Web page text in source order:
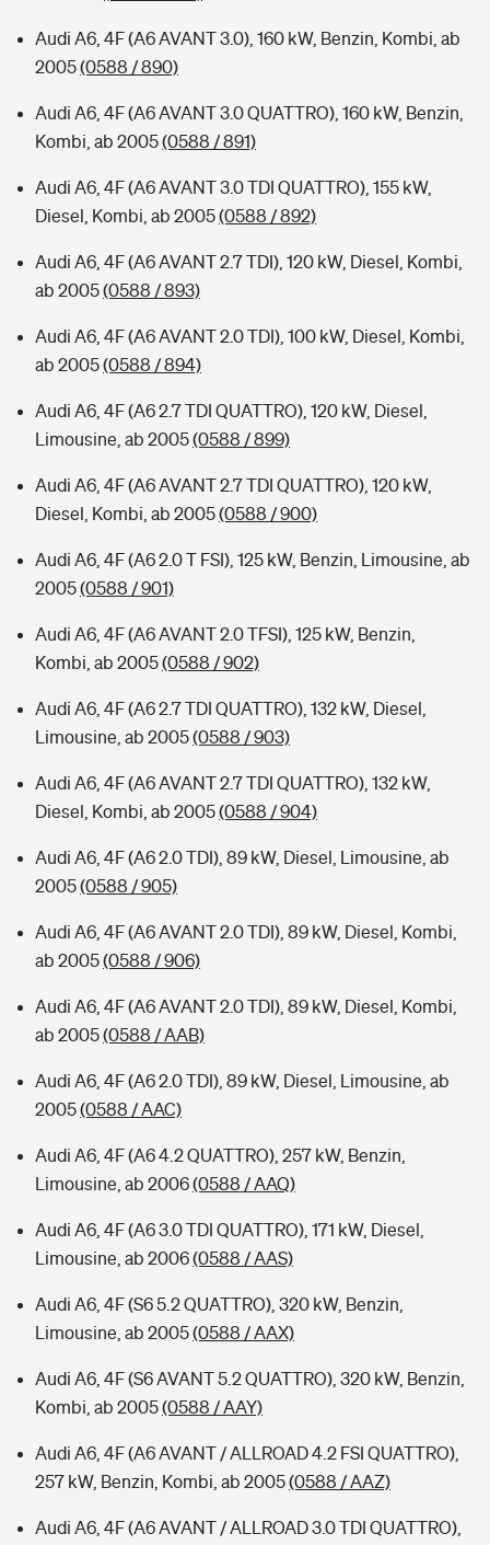
Audi A6, 4F (A6 AVANT 3.0), 160 kW, Benzin, Kombi, ab
2005(0588 / 890)
Audi A6, 4F (A6 AVANT 3.0 QUATTRO), 160 kW, Benzin,
Kombi, ab 2005(0588 / 891)
Audi A6, 4F (A6 AVANT 3.0 TDI QUATTRO), 155 kW,
Diesel, Kombi, ab 2005(0588 / 892)
Audi A6, 4F (A6 AVANT 2.7 TDI), 120 kW, Diesel, Kombi,
ab 2005(0588 / 893)
Audi A6, 4F (A6 AVANT 2.0 TDI), 100 kW, Diesel, Kombi,
ab 2005(0588 / 894)
Audi A6, 4F (A6 2.7 TDI QUATTRO), 120 kW, Diesel,
Limousine, ab 2005(0588 / 899)
Audi A6, 4F (A6 AVANT 2.7 TDI QUATTRO), 120 kW,
Diesel, Kombi, ab 2005(0588 / 900)
Audi A6, 4F (A6 2.0 T FSI), 125 kW, Benzin, Limousine, ab
2005(0588 / 901)
Audi A6, 4F (A6 AVANT 2.0 TFSI), 125 kW, Benzin,
Kombi, ab 2005(0588 / 902)
Audi A6, 4F (A6 2.7 TDI QUATTRO), 132 kW, Diesel,
Limousine, ab 2005(0588 / 903)
Audi A6, 4F (A6 AVANT 2.7 TDI QUATTRO), 132 kW,
Diesel, Kombi, ab 2005(0588 / 904)
Audi A6, 4F (A6 2.0 TDI), 89 kW, Diesel, Limousine, ab
2005(0588 / 905)
Audi A6, 4F (A6 AVANT 2.0 TDI), 89 kW, Diesel, Kombi,
ab 2005(0588 / 906)
Audi A6, 4F (A6 AVANT 2.0 TDI), 89 kW, Diesel, Kombi,
ab 2005(0588 / AAB)
Audi A6, 4F (A6 2.0 TDI), 89 kW, Diesel, Limousine, ab
2005(0588 / AAC)
Audi A6, 4F (A6 4.2 QUATTRO), 257 kW, Benzin,
Limousine, ab 2006(0588 / AAQ)
Audi A6, 4F (A6 3.0 TDI QUATTRO), 171 kW, Diesel,
Limousine, ab 2006(0588 / AAS)
Audi A6, 4F (S6 5.2 QUATTRO), 320 kW, Benzin,
Limousine, ab 2005(0588 / AAX)
Audi A6, 4F (S6 AVANT 5.2 QUATTRO), 320 kW, Benzin,
Kombi, ab 2005(0588 / AAY)
Audi A6, 4F (A6 AVANT / ALLROAD 4.2 FSI QUATTRO),
257 kW, Benzin, Kombi, ab 2005(0588 / AAZ)
Audi A6, 4F (A6 AVANT / ALLROAD 3.0 TDI QUATTRO),